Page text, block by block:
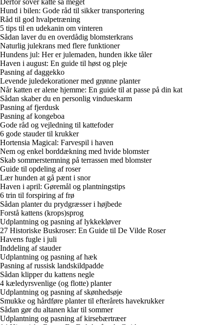
Hund i bilen: Gode råd til sikker transportering
Råd til god hvalpetræning
5 tips til en udekanin om vinteren
Sådan laver du en overdådig blomsterkrans
Naturlig julekrans med flere funktioner
Hundens jul: Her er julemaden, hunden ikke tåler
Haven i august: En guide til høst og pleje
Pasning af daggekko
Levende juledekorationer med grønne planter
Når katten er alene hjemme: En guide til at passe på din kat
Sådan skaber du en personlig vindueskarm
Pasning af fjerdusk
Pasning af kongeboa
Gode råd og vejledning til kattefoder
6 gode stauder til krukker
Hortensia Magical: Farvespil i haven
Nem og enkel borddækning med hvide blomster
Skab sommerstemning på terrassen med blomster
Guide til opdeling af roser
Lær hunden at gå pænt i snor
Haven i april: Gøremål og plantningstips
6 trin til forspiring af frø
Sådan planter du prydgræsser i højbede
Forstå kattens (krops)sprog
Udplantning og pasning af lykkekløver
27 Historiske Buskroser: En Guide til De Vilde Roser
Havens fugle i juli
Inddeling af stauder
Udplantning og pasning af hæk
Pasning af russisk landskildpadde
Sådan klipper du kattens negle
4 kæledyrsvenlige (og flotte) planter
Udplantning og pasning af skønhedsøje
Smukke og hårdføre planter til efterårets havekrukker
Sådan gør du altanen klar til sommer
Udplantning og pasning af kirsebærtræer